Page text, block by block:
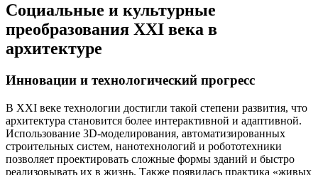
Социальные и культурные
преобразования XXI века в
архитектуре
Инновации и технологический прогресс
В XXI веке технологии достигли такой степени развития, что
архитектура становится более интерактивной и адаптивной.
Использование 3D-моделирования, автоматизированных
строительных систем, нанотехнологий и робототехники
позволяет проектировать сложные формы зданий и быстро
реализовывать их в жизнь. Также появилась практика «живых